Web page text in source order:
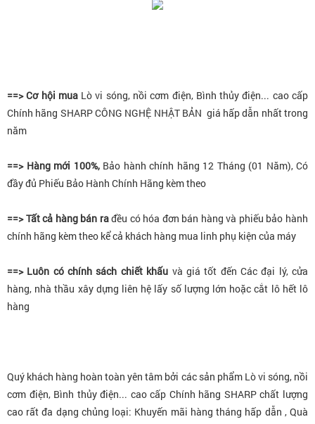
==> Cơ hội mua Lò vi sóng, nồi cơm điện, Bình thủy điện... cao cấp
Chính hãng SHARP CÔNG NGHỆ NHẬT BẢN giá hấp dẫn nhất trong
năm
==> Hàng mới 100%,Bảo hành chính hãng 12 Tháng (01 Năm), Có
đầy đủ Phiếu Bảo Hành Chính Hãng kèm theo
==> Tất cả hàng bán rađều có hóa đơn bán hàng và phiếu bảo hành
chính hãng kèm theo kể cả khách hàng mua linh phụ kiện của máy
==> Luôn có chính sách chiết khấu và giá tốt đến Các đại lý, cửa
hàng, nhà thầu xây dựng liên hệ lấy số lượng lớn hoặc cắt lô hết lô
hàng
Quý khách hàng hoàn toàn yên tâm bởi các sản phẩm Lò vi sóng, nồi
cơm điện, Bình thủy điện... cao cấp Chính hãng SHARP chất lượng
cao rất đa dạng chủng loại: Khuyến mãi hàng tháng hấp dẫn , Quà